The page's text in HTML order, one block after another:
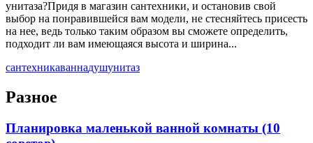
унитаза?Придя в магазин сантехники, и остановив свой
выбор на понравившейся вам модели, не стесняйтесь присесть
на нее, ведь только таким образом вы сможете определить,
подходит ли вам имеющаяся высота и ширина...
сантехникаваннадушунитаз
Разное
Планировка маленькой ванной комнаты (10